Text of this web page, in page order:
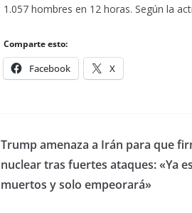
1.057 hombres en 12 horas. Según la
Comparte esto:
Facebook X
Trump amenaza a Irán para que
nuclear tras fuertes ataques: «Ya
muertos y solo empeorará»